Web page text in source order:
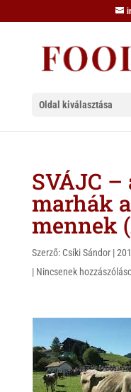
Oldal kiválasztása
SVÁJC
marhák
mennek
Szerző: Csíki Sándor|
| Nincsenek